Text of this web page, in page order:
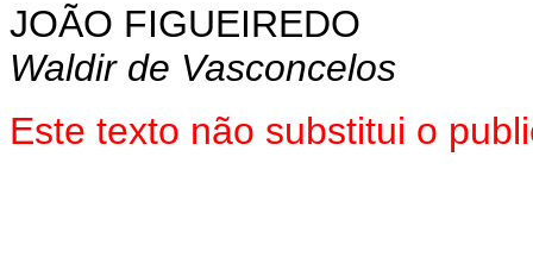
JOÃO FIGUEIREDO
Waldir de Vasconcelos
Este texto não substitui o